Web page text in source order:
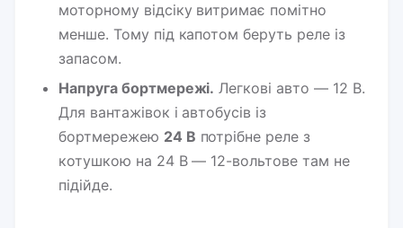
моторному відсіку витримає помітно
менше. Тому під капотом беруть реле із
запасом.
Напруга бортмережі. Легкові авто — 12 В.
Для вантажівок і автобусів із
бортмережею 24 В потрібне реле з
котушкою на 24 В — 12-вольтове там не
підійде.